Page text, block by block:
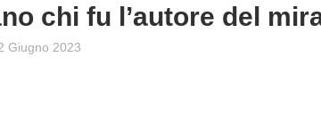
chi fu l’autore del
Giugno 2023